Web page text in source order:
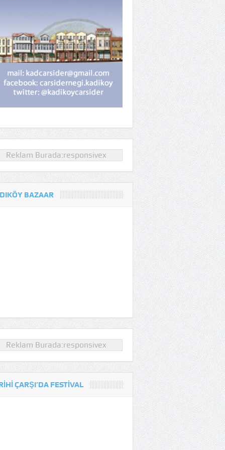
Reklam Burada:responsivex
BAZAAR
Reklam Burada:responsivex
ÇARŞI’DA FESTIVAL